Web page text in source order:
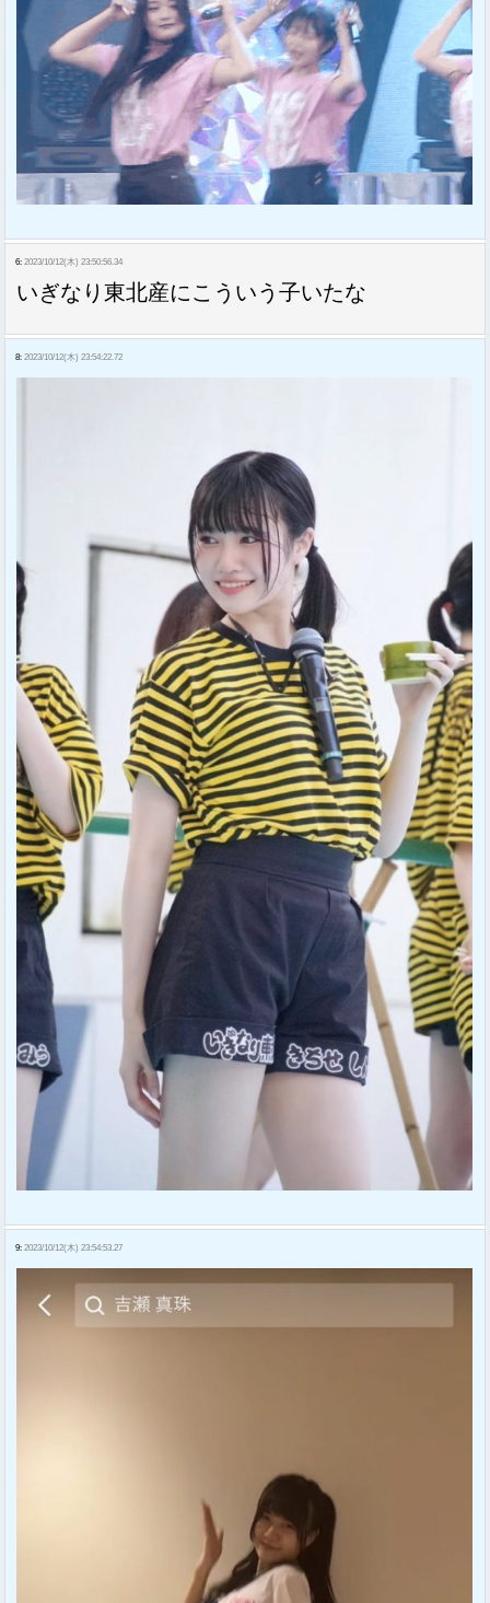
6: 2023/10/12(木) 23:50:56.34
いぎなり東北産にこういう子いたな
8: 2023/10/12(木) 23:54:22.72
9: 2023/10/12(木) 23:54:53.27